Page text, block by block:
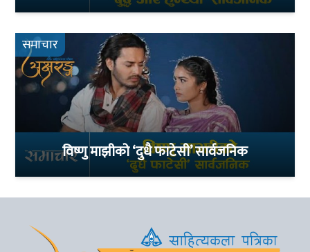
समाचार
विष्णु माझीको ‘दुधै फाटेसी’ सार्वजनिक